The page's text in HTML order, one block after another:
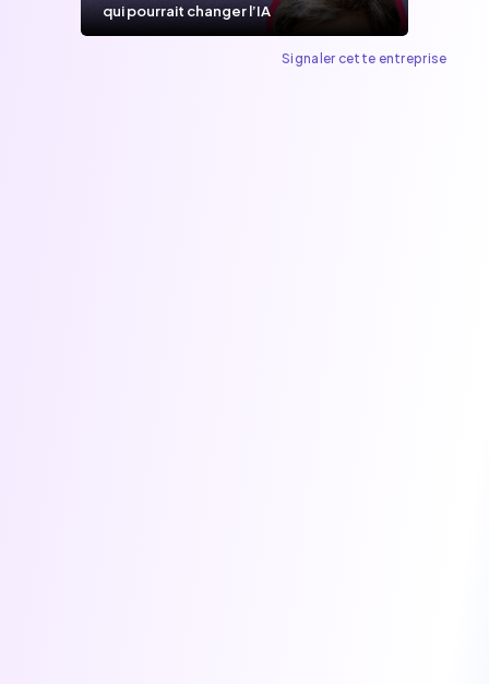
qui pourrait changer l’IA
Signaler cette entreprise